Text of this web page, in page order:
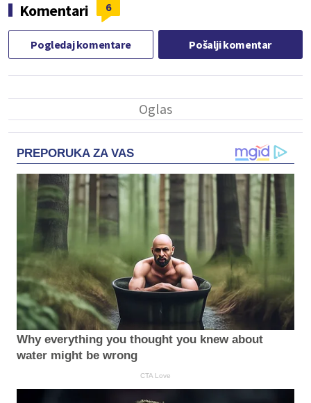
Komentari 6
Pogledaj komentare Pošalji komentar
PREPORUKA ZA VAS
Why everything you thought you knew about
water might be wrong
CTA Love